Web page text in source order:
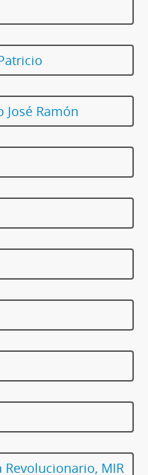
José Ramón
MIR